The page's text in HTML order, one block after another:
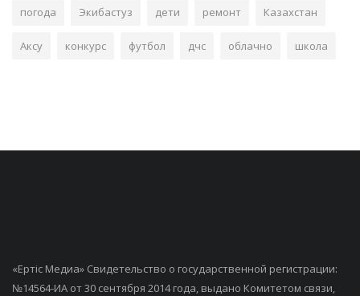
погода Экибастуз дети ремонт Казахстан
Аксу конкурс футбол дчс облачно школа
«Ертiс Медиа» Свидетельство о государственной регистрации:
№14564-ИА от 30 сентября 2014 года, выдано Комитетом связи,